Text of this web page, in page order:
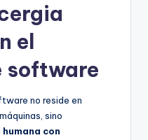
el
software
no reside en
sino
con